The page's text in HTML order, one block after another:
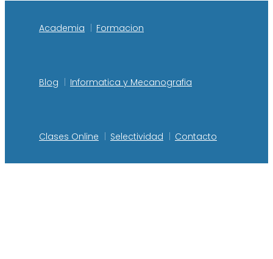
Academia Formacion
Blog Informatica y Mecanografia
Clases Online Selectividad Contacto